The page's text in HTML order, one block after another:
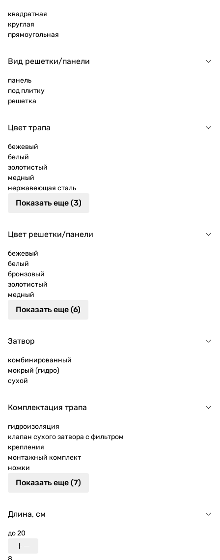
квадратная
круглая
прямоугольная
Вид решетки/панели
панель
под плитку
решетка
Цвет трапа
бежевый
белый
золотистый
медный
нержавеющая сталь
Показать еще (3)
Цвет решетки/панели
бежевый
белый
бронзовый
золотистый
медный
Показать еще (6)
Затвор
комбинированный
мокрый (гидро)
сухой
Комплектация трапа
гидроизоляция
клапан сухого затвора с фильтром
крепления
монтажный комплект
ножки
Показать еще (7)
Длина, см
до 20